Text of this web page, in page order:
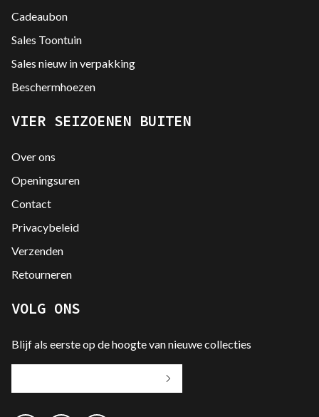
Cadeaubon
Sales Toontuin
Sales nieuw in verpakking
Beschermhoezen
VIER SEIZOENEN BUITEN
Over ons
Openingsuren
Contact
Privacybeleid
Verzenden
Retourneren
VOLG ONS
Blijf als eerste op de hoogte van nieuwe collecties
e-